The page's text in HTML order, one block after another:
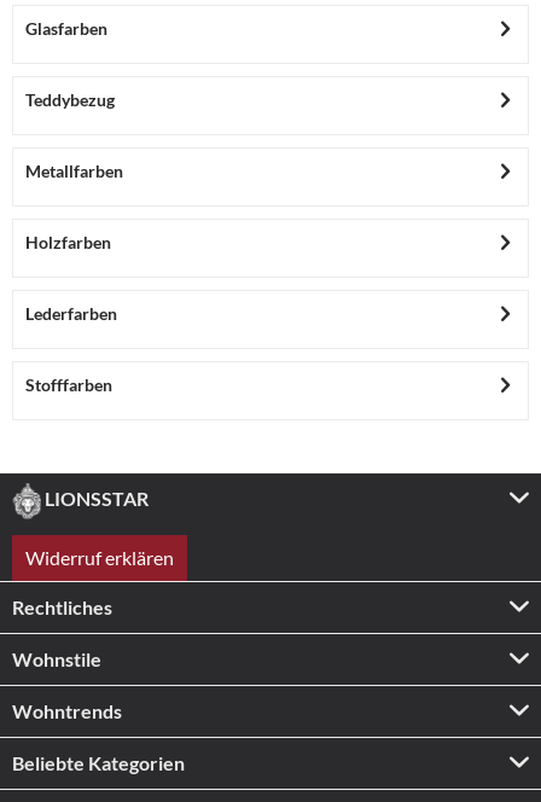
Glasfarben
Teddybezug
Metallfarben
Holzfarben
Lederfarben
Stofffarben
LIONSSTAR
Widerruf erklären
Rechtliches
Wohnstile
Wohntrends
Beliebte Kategorien